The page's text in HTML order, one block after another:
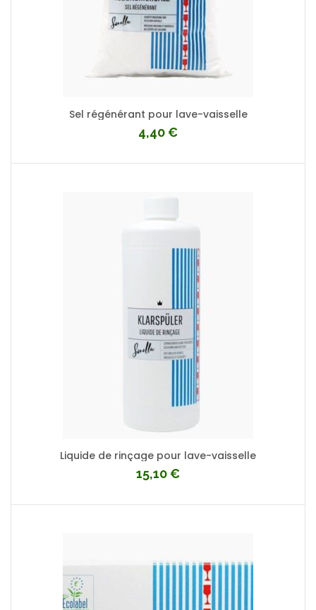
Sel régénérant pour lave-vaisselle
4,40€
Liquide de rinçage pour lave-vaisselle
15,10€